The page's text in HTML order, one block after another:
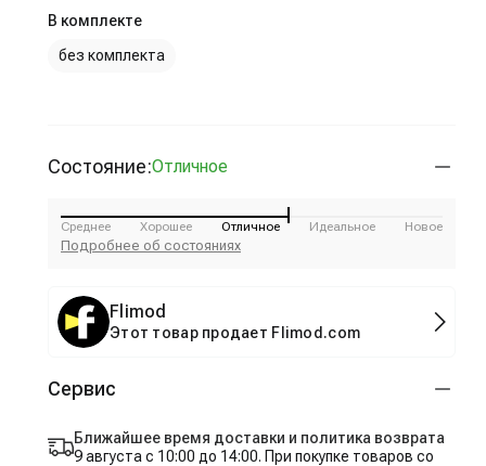
В комплекте
без комплекта
Состояние:Отличное
Среднее Хорошее Отличное Идеальное Новое
Подробнее об состояниях
Flimod
Этот товар продает Flimod.com
Сервис
Ближайшее время доставки и политика возврата
9 августа с 10:00 до 14:00. При покупке товаров со